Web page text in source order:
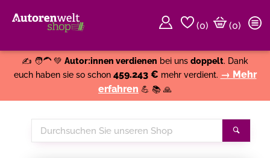
(0)
(0)
✍️ 🧑‍🦱 💚 Autor:innen verdienen bei uns doppelt. Dank
euch haben sie so schon 459.243 € mehr verdient. → Mehr
erfahren 💪 📚 🙏
Durchsuchen
Sie